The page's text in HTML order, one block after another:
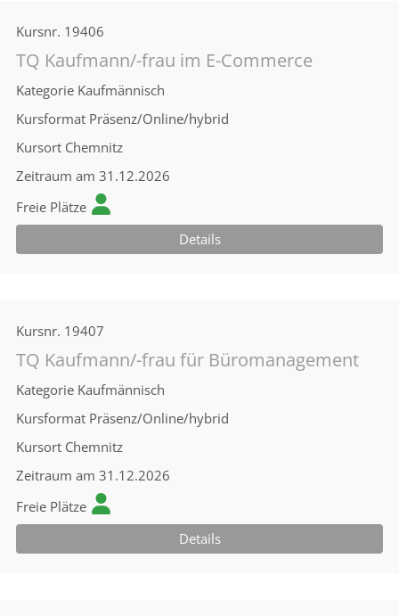
Kursnr. 19406
TQ Kaufmann/-frau im E-Commerce
Kategorie Kaufmännisch
Kursformat Präsenz/Online/hybrid
Kursort Chemnitz
Zeitraum am 31.12.2026
Freie Plätze
Details
Kursnr. 19407
TQ Kaufmann/-frau für Büromanagement
Kategorie Kaufmännisch
Kursformat Präsenz/Online/hybrid
Kursort Chemnitz
Zeitraum am 31.12.2026
Freie Plätze
Details